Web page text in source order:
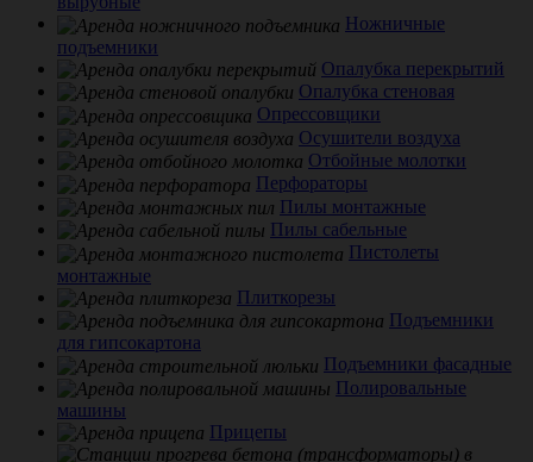
Ножничные
подъемники
Опалубка перекрытий
Опалубка стеновая
Опрессовщики
Осушители воздуха
Отбойные молотки
Перфораторы
Пилы монтажные
Пилы сабельные
Пистолеты
монтажные
Плиткорезы
Подъемники
для гипсокартона
Подъемники фасадные
Полировальные
машины
Прицепы